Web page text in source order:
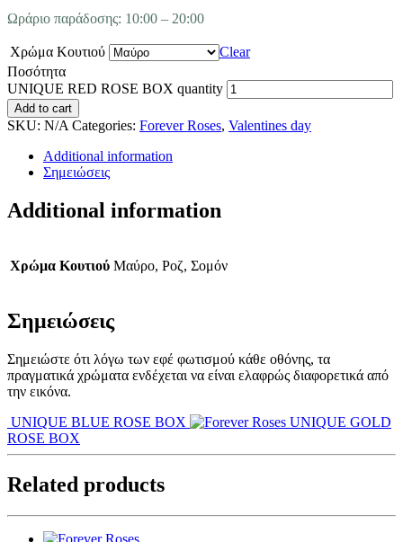
Ωράριο παράδοσης: 10:00 – 20:00
Χρώμα Κουτιού
Clear
Ποσότητα
UNIQUE RED ROSE BOX quantity
Add to cart
SKU: N/A Categories: Forever Roses, Valentines day
Additional information
Σημειώσεις
Additional information
Χρώμα Κουτιού Μαύρο, Ροζ, Σομόν
Σημειώσεις
Σημειώστε ότι λόγω των εφέ φωτισμού κάθε οθόνης, τα
πραγματικά χρώματα ενδέχεται να είναι ελαφρώς διαφορετικά από
την εικόνα.
UNIQUE BLUE ROSE BOX
UNIQUE GOLD
ROSE BOX
Related products